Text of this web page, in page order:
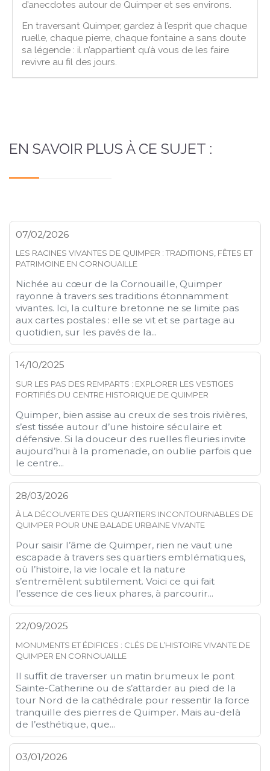
d’anecdotes autour de Quimper et ses environs.
En traversant Quimper, gardez à l’esprit que chaque
ruelle, chaque pierre, chaque fontaine a sans doute
sa légende : il n’appartient qu’à vous de les faire
revivre au fil des jours.
EN SAVOIR PLUS À CE SUJET :
07/02/2026
LES RACINES VIVANTES DE QUIMPER : TRADITIONS, FÊTES ET
PATRIMOINE EN CORNOUAILLE
Nichée au cœur de la Cornouaille, Quimper
rayonne à travers ses traditions étonnamment
vivantes. Ici, la culture bretonne ne se limite pas
aux cartes postales : elle se vit et se partage au
quotidien, sur les pavés de la...
14/10/2025
SUR LES PAS DES REMPARTS : EXPLORER LES VESTIGES
FORTIFIÉS DU CENTRE HISTORIQUE DE QUIMPER
Quimper, bien assise au creux de ses trois rivières,
s’est tissée autour d’une histoire séculaire et
défensive. Si la douceur des ruelles fleuries invite
aujourd’hui à la promenade, on oublie parfois que
le centre...
28/03/2026
À LA DÉCOUVERTE DES QUARTIERS INCONTOURNABLES DE
QUIMPER POUR UNE BALADE URBAINE VIVANTE
Pour saisir l’âme de Quimper, rien ne vaut une
escapade à travers ses quartiers emblématiques,
où l’histoire, la vie locale et la nature
s’entremêlent subtilement. Voici ce qui fait
l’essence de ces lieux phares, à parcourir...
22/09/2025
MONUMENTS ET ÉDIFICES : CLÉS DE L’HISTOIRE VIVANTE DE
QUIMPER EN CORNOUAILLE
Il suffit de traverser un matin brumeux le pont
Sainte-Catherine ou de s’attarder au pied de la
tour Nord de la cathédrale pour ressentir la force
tranquille des pierres de Quimper. Mais au-delà
de l’esthétique, que...
03/01/2026